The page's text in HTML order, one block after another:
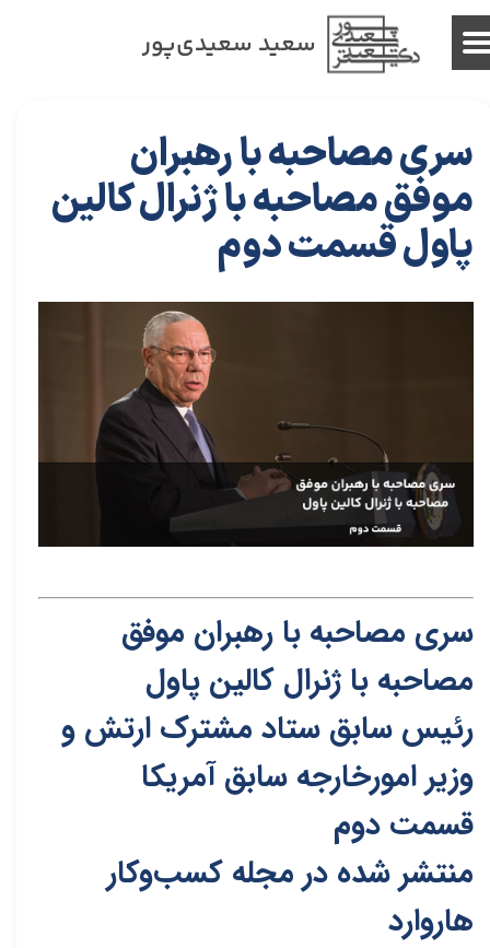
سعید سعیدی‌پور
سری مصاحبه با رهبران
موفق مصاحبه با ژنرال کالین
پاول قسمت دوم
سری مصاحبه با رهبران موفق
مصاحبه با ژنرال کالین پاول
رئیس‌ سابق ستاد مشترک ارتش و
وزیر امورخارجه سابق آمریکا
قسمت دوم
منتشر شده در مجله کسب‌و‌کار
هاروارد